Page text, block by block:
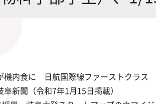
機内食に 日航国際線ファーストクラ
新聞（令和7年1月15日掲載）